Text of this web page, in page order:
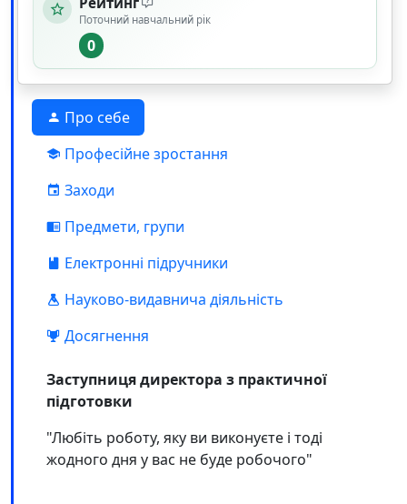
Поточний навчальний рік
0
Про себе
Професійне зростання
Заходи
Предмети, групи
Електронні підручники
Науково-видавнича діяльність
Досягнення
Заступниця директора з практичної
підготовки
"Любіть роботу, яку ви виконуєте і тоді
жодного дня у вас не буде робочого"